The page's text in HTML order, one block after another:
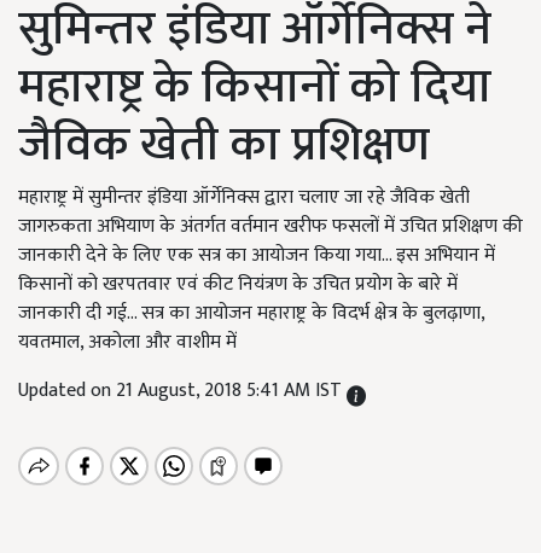
सुमिन्तर इंडिया ऑर्गेनिक्स ने
महाराष्ट्र के किसानों को दिया
जैविक खेती का प्रशिक्षण
महाराष्ट्र में सुमीन्तर इंडिया ऑर्गेनिक्स द्वारा चलाए जा रहे जैविक खेती
जागरुकता अभियाण के अंतर्गत वर्तमान खरीफ फसलों में उचित प्रशिक्षण की
जानकारी देने के लिए एक सत्र का आयोजन किया गया... इस अभियान में
किसानों को खरपतवार एवं कीट नियंत्रण के उचित प्रयोग के बारे में
जानकारी दी गई... सत्र का आयोजन महाराष्ट्र के विदर्भ क्षेत्र के बुलढ़ाणा,
यवतमाल, अकोला और वाशीम में
Updated on 21 August, 2018 5:41 AM IST